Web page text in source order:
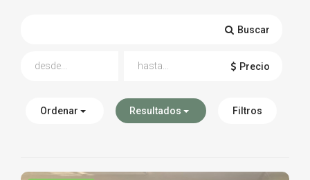
Buscar
Precio
Ordenar Resultados Filtros